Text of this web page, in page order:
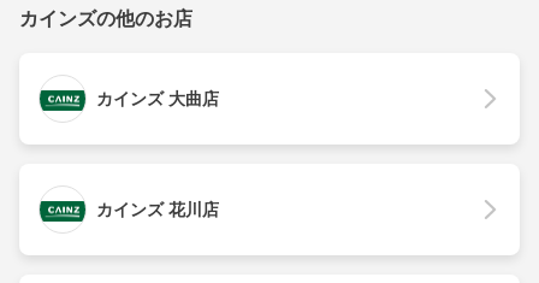
カインズの他のお店
カインズ 大曲店
カインズ 花川店